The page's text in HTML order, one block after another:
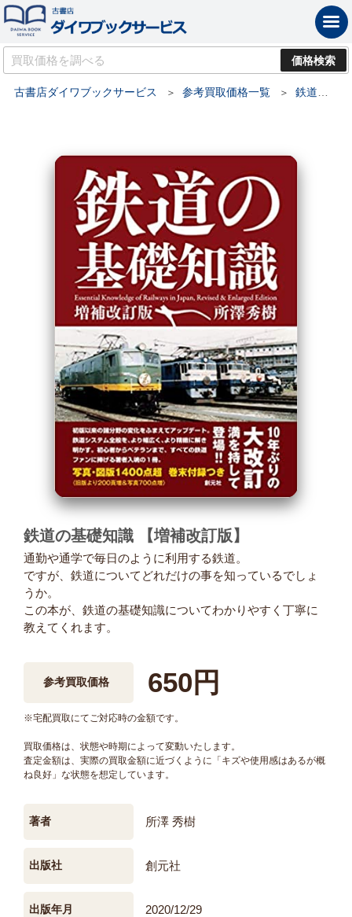
古書店ダイワブックサービス 参考買取価格一覧 鉄道書・車両関連書の買取価格
鉄道の基礎知識 【増補改訂版】
通勤や通学で毎日のように利用する鉄道。
ですが、鉄道についてどれだけの事を知っているでしょ
うか。
この本が、鉄道の基礎知識についてわかりやすく丁寧に
教えてくれます。
参考買取価格 650円
※宅配買取にてご対応時の金額です。
買取価格は、状態や時期によって変動いたします。
査定金額は、実際の買取金額に近づくように「キズや使用感はあるが概
ね良好」な状態を想定しています。
著者 所澤 秀樹
出版社 創元社
出版年月 2020/12/29